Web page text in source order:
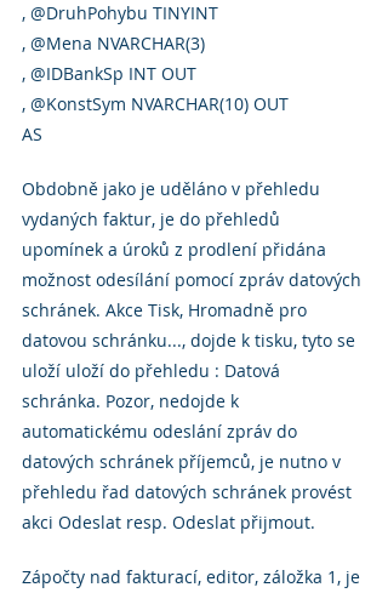
, @DruhPohybu TINYINT
, @Mena NVARCHAR(3)
, @IDBankSp INT OUT
, @KonstSym NVARCHAR(10) OUT
AS
Obdobně jako je uděláno v přehledu
vydaných faktur, je do přehledů
upomínek a úroků z prodlení přidána
možnost odesílání pomocí zpráv datových
schránek. Akce Tisk, Hromadně pro
datovou schránku..., dojde k tisku, tyto se
uloží uloží do přehledu : Datová
schránka. Pozor, nedojde k
automatickému odeslání zpráv do
datových schránek příjemců, je nutno v
přehledu řad datových schránek provést
akci Odeslat resp. Odeslat přijmout.
Zápočty nad fakturací, editor, záložka 1, je